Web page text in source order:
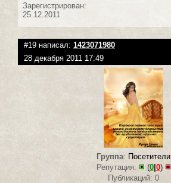
Зарегистрирован:
25.12.2011
#19 написал: 1423071980
28 декабря 2011 17:49
Группа: Посетители
Репутация:
(0| 0)
Публикаций: 0